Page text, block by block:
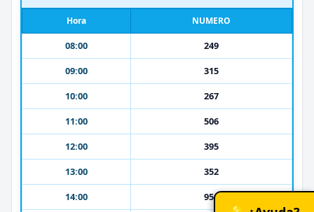
Hora NUMERO
08:00
249
09:00
315
10:00
267
11:00
506
12:00
395
13:00
352
14:00
956